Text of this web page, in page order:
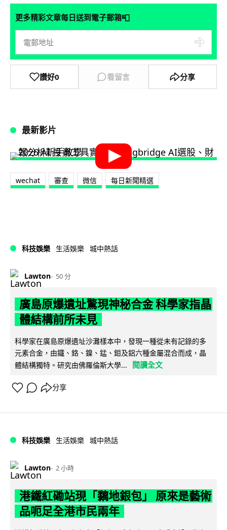
更多精彩文章每日送到電子郵箱📮
讚好0 看留言 分享
最新影片
wechat 審查 微信 每日新聞精選
科技娛樂 生活娛樂 城中熱話
Lawton 50 分
廣島原爆遺址驚現神秘合金 科學家指晶
體結構前所未見
科學家在廣島原爆遺址沙灘樣本中，發現一種從未有記錄的多
元素合金，由鐵、鉻、鎳、錳、鉬及鋁六種金屬混合而成，晶
體結構獨特。研究由佛羅倫斯大學...
閱讀全文
分享
科技娛樂 生活娛樂 城中熱話
Lawton 2 小時
港鐵紅磡站現「黐地銀包」 原來是藝術
品呃足全港市民兩年